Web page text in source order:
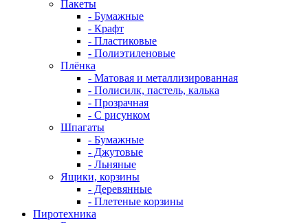
Пакеты
- Бумажные
- Крафт
- Пластиковые
- Полиэтиленовые
Плёнка
- Матовая и металлизированная
- Полисилк, пастель, калька
- Прозрачная
- С рисунком
Шпагаты
- Бумажные
- Джутовые
- Льняные
Ящики, корзины
- Деревянные
- Плетеные корзины
Пиротехника